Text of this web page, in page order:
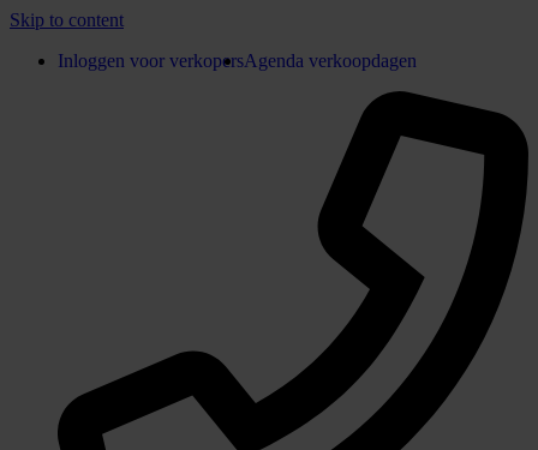
Skip to content
Inloggen voor verkopersAgenda verkoopdagen